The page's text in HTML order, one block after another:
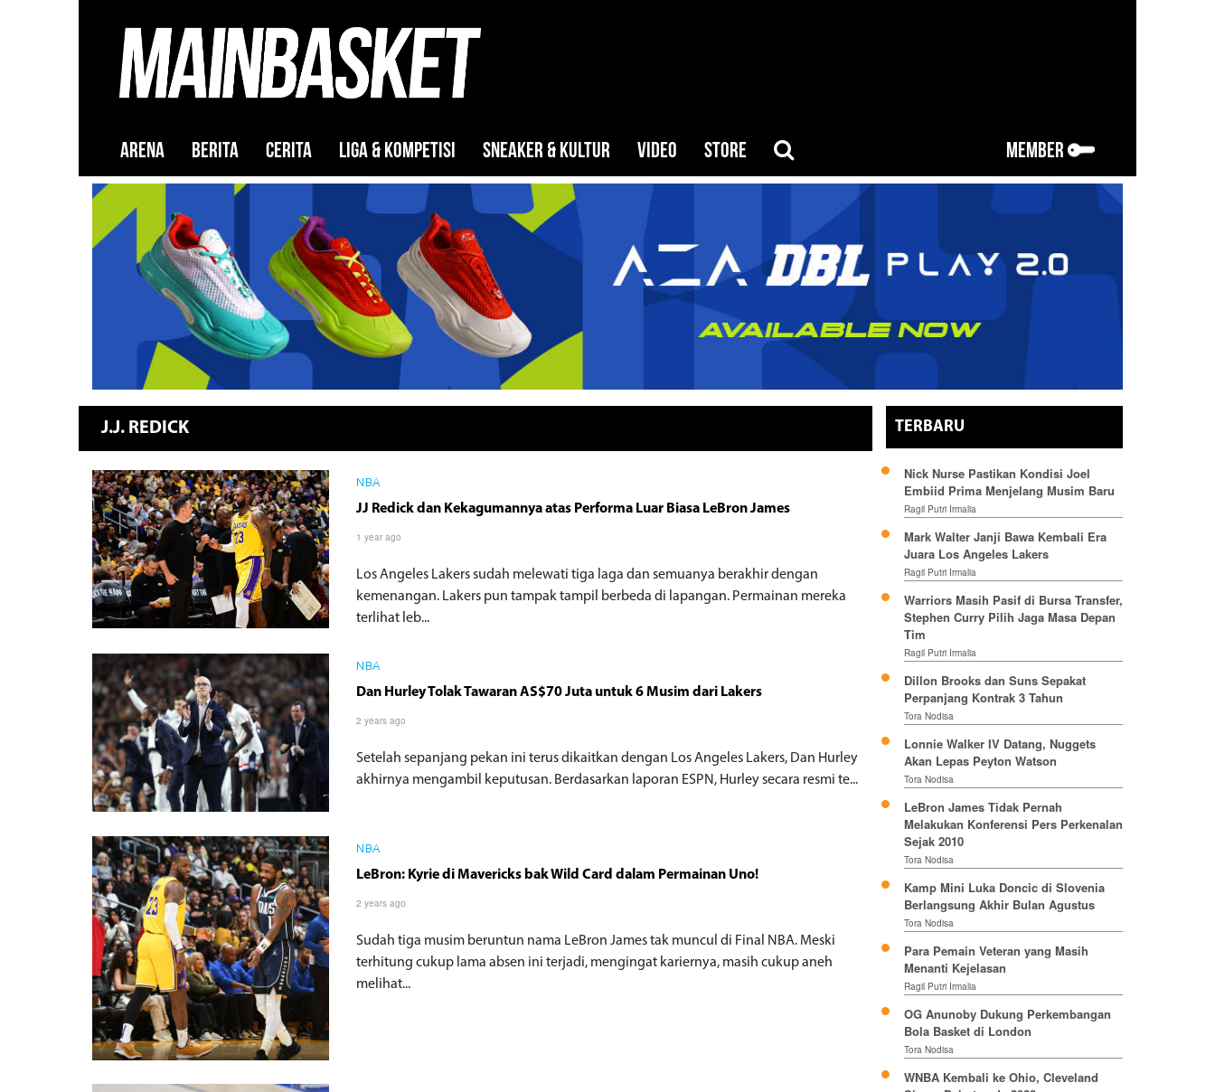
ARENA BERITA CERITA LIGA & KOMPETISI SNEAKER & KULTUR VIDEO STORE MEMBER
J.J. REDICK
NBA
JJ Redick dan Kekagumannya atas Performa Luar Biasa LeBron James
1 year ago
Los Angeles Lakers sudah melewati tiga laga dan semuanya berakhir dengan
kemenangan. Lakers pun tampak tampil berbeda di lapangan. Permainan mereka
terlihat leb...
NBA
Dan Hurley Tolak Tawaran AS$70 Juta untuk 6 Musim dari Lakers
2 years ago
Setelah sepanjang pekan ini terus dikaitkan dengan Los Angeles Lakers, Dan Hurley
akhirnya mengambil keputusan. Berdasarkan laporan ESPN, Hurley secara resmi te...
NBA
LeBron: Kyrie di Mavericks bak Wild Card dalam Permainan Uno!
2 years ago
Sudah tiga musim beruntun nama LeBron James tak muncul di Final NBA. Meski
terhitung cukup lama absen ini terjadi, mengingat kariernya, masih cukup aneh
melihat...
TERBARU
Nick Nurse Pastikan Kondisi Joel
Embiid Prima Menjelang Musim Baru
Ragil Putri Irmalia
Mark Walter Janji Bawa Kembali Era
Juara Los Angeles Lakers
Ragil Putri Irmalia
Warriors Masih Pasif di Bursa Transfer,
Stephen Curry Pilih Jaga Masa Depan
Tim
Ragil Putri Irmalia
Dillon Brooks dan Suns Sepakat
Perpanjang Kontrak 3 Tahun
Tora Nodisa
Lonnie Walker IV Datang, Nuggets
Akan Lepas Peyton Watson
Tora Nodisa
LeBron James Tidak Pernah
Melakukan Konferensi Pers Perkenalan
Sejak 2010
Tora Nodisa
Kamp Mini Luka Doncic di Slovenia
Berlangsung Akhir Bulan Agustus
Tora Nodisa
Para Pemain Veteran yang Masih
Menanti Kejelasan
Ragil Putri Irmalia
OG Anunoby Dukung Perkembangan
Bola Basket di London
Tora Nodisa
WNBA Kembali ke Ohio, Cleveland